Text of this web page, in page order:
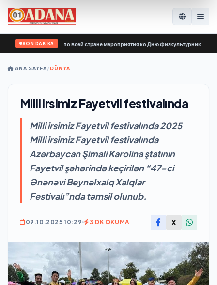
SON DAKİKA
провела по всей стране мероприятия ко Дню физкультурника•
ANA SAYFA/DÜNYA
Milli irsimiz Fayetvil festivalında
Milli irsimiz Fayetvil festivalında 2025
Milli irsimiz Fayetvil festivalında
Azərbaycan Şimali Karolina ştatının
Fayetvil şəhərində keçirilən “47-ci
Ənənəvi Beynəlxalq Xalqlar
Festivalı”nda təmsil olunub.
09.10.2025 10:29 3 DK OKUMA X